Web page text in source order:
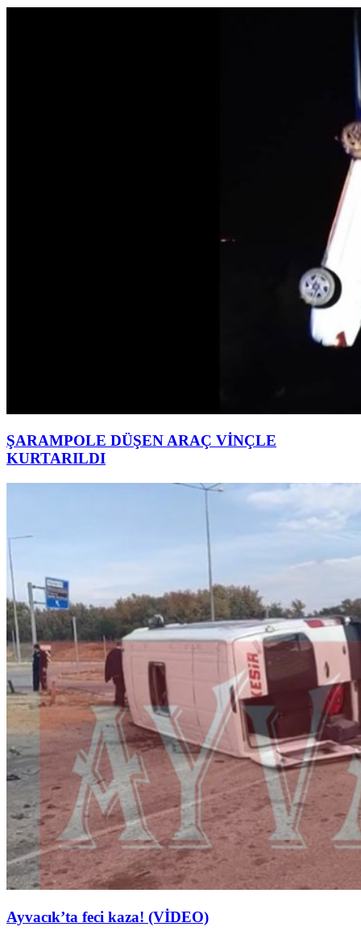
ŞARAMPOLE DÜŞEN ARAÇ VİNÇLE
KURTARILDI
Ayvacık’ta feci kaza! (VİDEO)